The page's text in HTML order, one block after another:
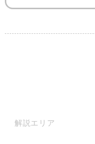
解説エリア